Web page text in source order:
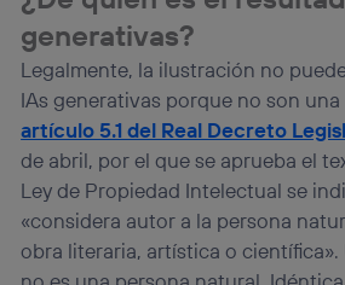
generativas?
Legalmente, la ilustración no
IAs generativas porque no son una
artículo 5.1 del Real Decreto
de abril, por el que se aprueba el
Ley de Propiedad Intelectual se
«considera autor a la persona
obra literaria, artística o científica».